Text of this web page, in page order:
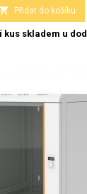
Přidat do košíku
kus skladem u